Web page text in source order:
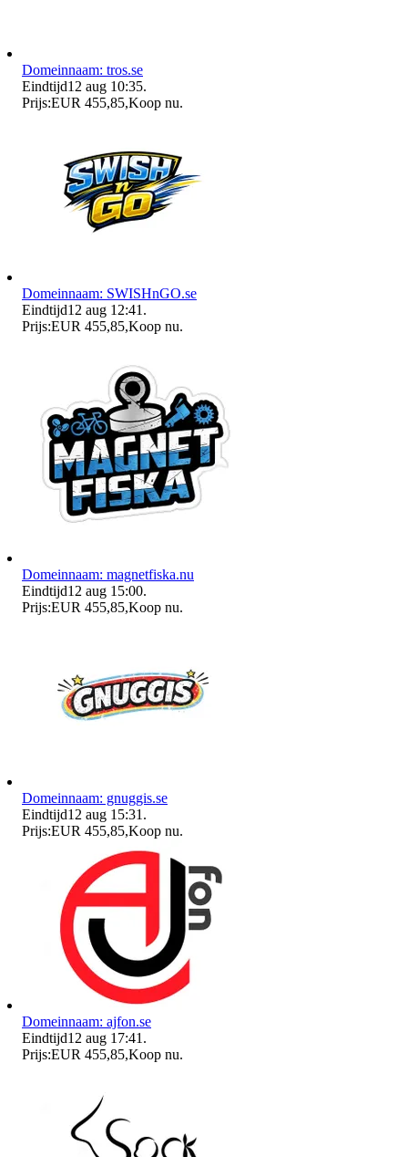
Domeinnaam: tros.se
Eindtijd12 aug 10:35.
Prijs:EUR 455,85,Koop nu.
Domeinnaam: SWISHnGO.se
Eindtijd12 aug 12:41 .
Prijs:EUR 455,85,Koop nu.
Domeinnaam: magnetfiska.nu
Eindtijd12 aug 15:00.
Prijs:EUR 455,85,Koop nu.
Domeinnaam: gnuggis.se
Eindtijd12 aug 15:31 .
Prijs:EUR 455,85,Koop nu.
Domeinnaam: ajfon.se
Eindtijd12 aug 17:41 .
Prijs:EUR 455,85,Koop nu.